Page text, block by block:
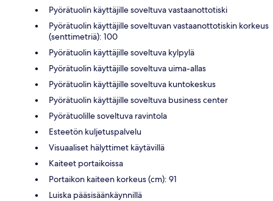
Pyörätuolin käyttäjille soveltuva vastaanottotiski
Pyörätuolin käyttäjille soveltuvan vastaanottotiskin korkeus
(senttimetriä): 100
Pyörätuolin käyttäjille soveltuva kylpylä
Pyörätuolin käyttäjille soveltuva uima-allas
Pyörätuolin käyttäjille soveltuva kuntokeskus
Pyörätuolin käyttäjille soveltuva business center
Pyörätuolille soveltuva ravintola
Esteetön kuljetuspalvelu
Visuaaliset hälyttimet käytävillä
Kaiteet portaikoissa
Portaikon kaiteen korkeus (cm): 91
Luiska pääsisäänkäynnillä